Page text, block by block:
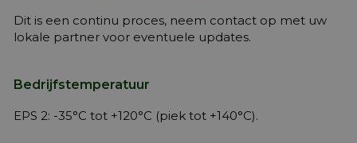
Dit is een continu proces, neem contact op met uw
lokale partner voor eventuele updates.
Bedrijfstemperatuur
EPS 2: -35°C tot +120°C (piek tot +140°C).